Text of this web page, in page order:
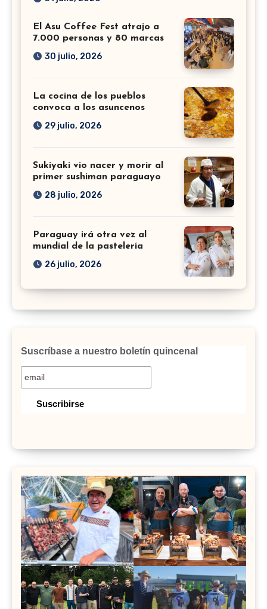
El Asu Coffee Fest atrajo a
7.000 personas y 80 marcas
30 julio, 2026
La cocina de los pueblos
convoca a los asuncenos
29 julio, 2026
Sukiyaki vio nacer y morir al
primer sushiman paraguayo
28 julio, 2026
Paraguay irá otra vez al
mundial de la pastelería
26 julio, 2026
Suscríbase a nuestro boletín quincenal